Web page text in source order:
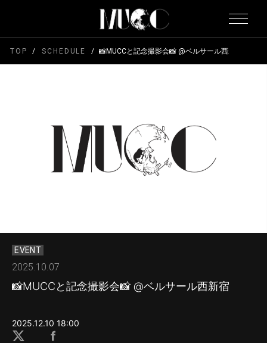
TOP SCHEDULE 📸MUCCと記念撮影会📸 @ベルサール西新宿
EVENT
2025.10.07
📸MUCCと記念撮影会📸 @ベルサール西新宿
2025.12.10 18:00